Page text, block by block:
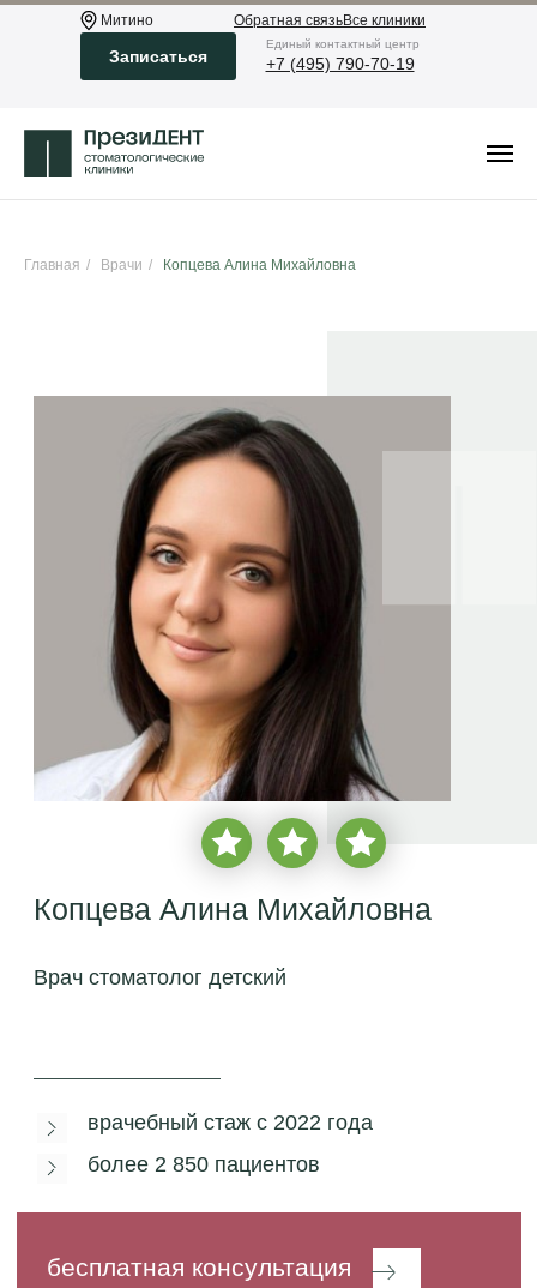
Обратная связьВсе клиники
Eдиный контактный центр
+7 (495) 790-70-19
Митино
Записаться
Главная / Врачи / Копцева Алина Михайловна
Копцева Алина Михайловна
2 850 пациентов
Врач стоматолог детский
бесплатная консультация
врачебный стаж с 2022 года